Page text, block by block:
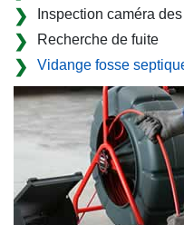
Inspection caméra
Recherche de fuite
Vidange fosse